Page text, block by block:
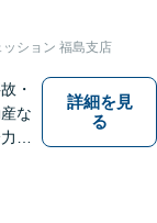
非
ション 福島支店
・
な
を
詳細を見
る